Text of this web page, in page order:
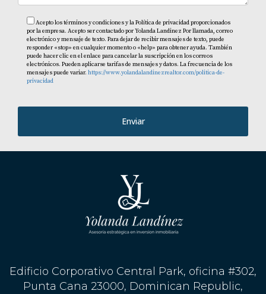
Acepto los términos y condiciones y la Política de privacidad proporcionados
por la empresa. Acepto ser contactado por Yolanda Landinez Por llamada, correo
electrónico y mensaje de texto. Para dejar de recibir mensajes de texto, puede
responder «stop» en cualquier momento o «help» para obtener ayuda. También
puede hacer clic en el enlace para cancelar la suscripción en los correos
electrónicos. Pueden aplicarse tarifas de mensajes y datos. La frecuencia de los
mensajes puede variar. https://www.yolandalandinezrealtor.com/politica-de-
privacidad
Enviar
Edificio Corporativo Central Park, oficina #302,
Punta Cana 23000, Dominican Republic,